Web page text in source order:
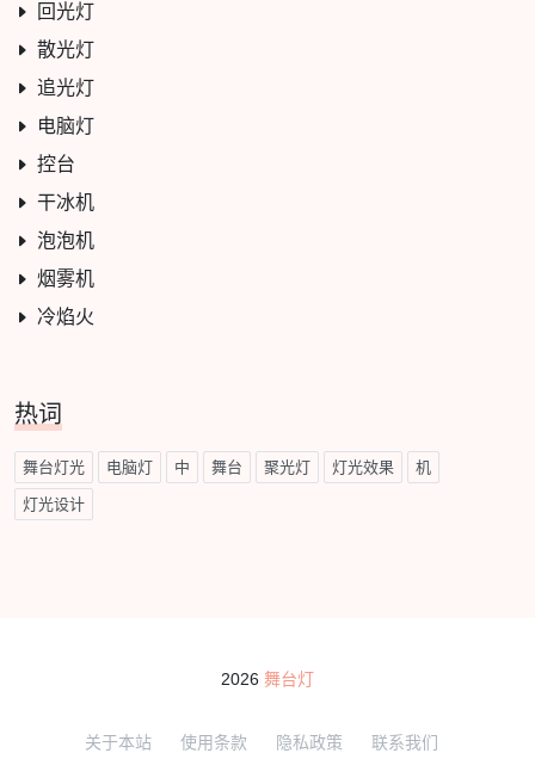
回光灯
散光灯
追光灯
电脑灯
控台
干冰机
泡泡机
烟雾机
冷焰火
热词
舞台灯光 电脑灯 中 舞台 聚光灯 灯光效果 机
灯光设计
2026 舞台灯
关于本站 使用条款 隐私政策 联系我们